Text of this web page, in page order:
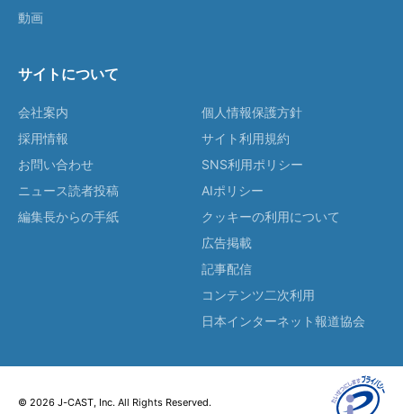
動画
サイトについて
会社案内
採用情報
お問い合わせ
ニュース読者投稿
編集長からの手紙
個人情報保護方針
サイト利用規約
SNS利用ポリシー
AIポリシー
クッキーの利用について
広告掲載
記事配信
コンテンツ二次利用
日本インターネット報道協会
© 2026 J-CAST, Inc. All Rights Reserved.